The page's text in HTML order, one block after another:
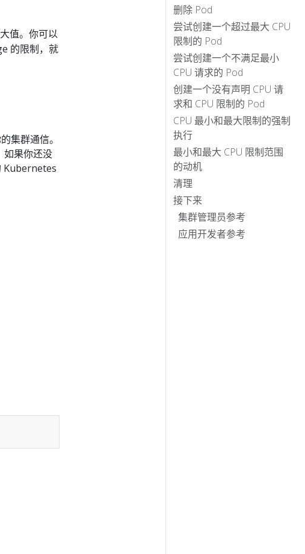
删除 Pod
尝试创建一个超过最大 CPU
限制的 Pod
尝试创建一个不满足最小
CPU 请求的 Pod
创建一个没有声明 CPU 请
求和 CPU 限制的 Pod
CPU 最小和最大限制的强制
执行
最小和最大 CPU 限制范围
的动机
清理
接下来
集群管理员参考
应用开发者参考
值。你可以
的限制，就
集群通信。
如果你还没
Kubernetes